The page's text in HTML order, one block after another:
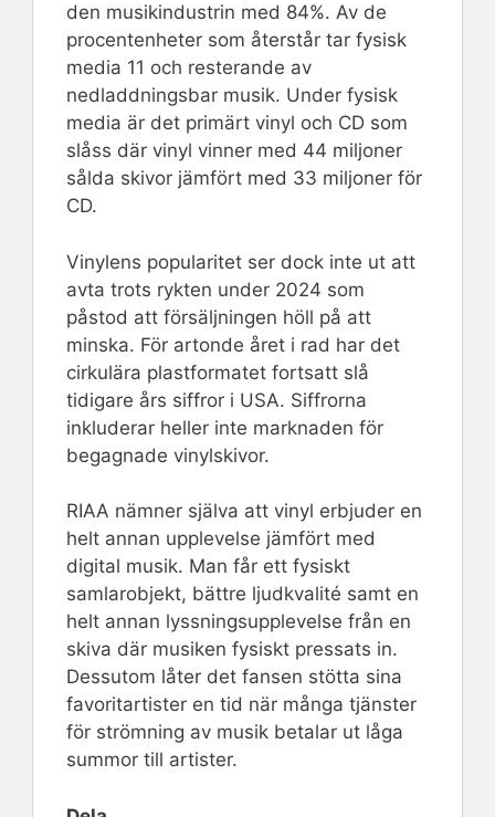
den musikindustrin med 84%. Av de
procentenheter som återstår tar fysisk
media 11 och resterande av
nedladdningsbar musik. Under fysisk
media är det primärt vinyl och CD som
slåss där vinyl vinner med 44 miljoner
sålda skivor jämfört med 33 miljoner för
CD.
Vinylens popularitet ser dock inte ut att
avta trots rykten under 2024 som
påstod att försäljningen höll på att
minska. För artonde året i rad har det
cirkulära plastformatet fortsatt slå
tidigare års siffror i USA. Siffrorna
inkluderar heller inte marknaden för
begagnade vinylskivor.
RIAA nämner själva att vinyl erbjuder en
helt annan upplevelse jämfört med
digital musik. Man får ett fysiskt
samlarobjekt, bättre ljudkvalité samt en
helt annan lyssningsupplevelse från en
skiva där musiken fysiskt pressats in.
Dessutom låter det fansen stötta sina
favoritartister en tid när många tjänster
för strömning av musik betalar ut låga
summor till artister.